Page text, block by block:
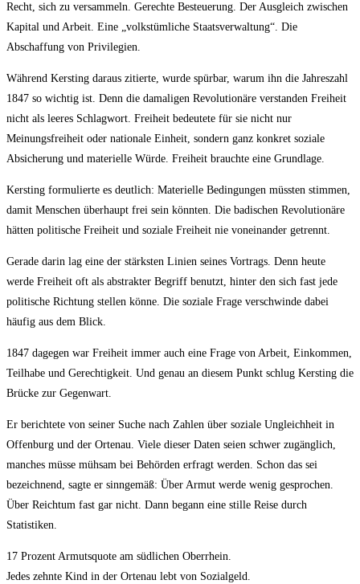
Recht, sich zu versammeln. Gerechte Besteuerung. Der Ausgleich zwischen
Kapital und Arbeit. Eine „volkstümliche Staatsverwaltung“. Die
Abschaffung von Privilegien.
Während Kersting daraus zitierte, wurde spürbar, warum ihn die Jahreszahl
1847 so wichtig ist. Denn die damaligen Revolutionäre verstanden Freiheit
nicht als leeres Schlagwort. Freiheit bedeutete für sie nicht nur
Meinungsfreiheit oder nationale Einheit, sondern ganz konkret soziale
Absicherung und materielle Würde. Freiheit brauchte eine Grundlage.
Kersting formulierte es deutlich: Materielle Bedingungen müssten stimmen,
damit Menschen überhaupt frei sein könnten. Die badischen Revolutionäre
hätten politische Freiheit und soziale Freiheit nie voneinander getrennt.
Gerade darin lag eine der stärksten Linien seines Vortrags. Denn heute
werde Freiheit oft als abstrakter Begriff benutzt, hinter den sich fast jede
politische Richtung stellen könne. Die soziale Frage verschwinde dabei
häufig aus dem Blick.
1847 dagegen war Freiheit immer auch eine Frage von Arbeit, Einkommen,
Teilhabe und Gerechtigkeit. Und genau an diesem Punkt schlug Kersting die
Brücke zur Gegenwart.
Er berichtete von seiner Suche nach Zahlen über soziale Ungleichheit in
Offenburg und der Ortenau. Viele dieser Daten seien schwer zugänglich,
manches müsse mühsam bei Behörden erfragt werden. Schon das sei
bezeichnend, sagte er sinngemäß: Über Armut werde wenig gesprochen.
Über Reichtum fast gar nicht. Dann begann eine stille Reise durch
Statistiken.
17 Prozent Armutsquote am südlichen Oberrhein.
Jedes zehnte Kind in der Ortenau lebt von Sozialgeld.